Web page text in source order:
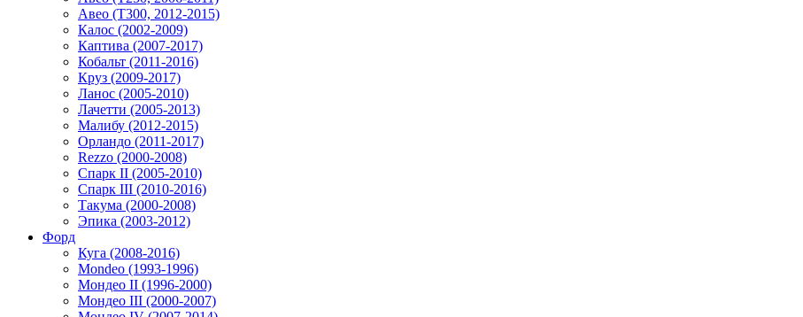
Авео (T300, 2012-2015)
Калос (2002-2009)
Каптива (2007-2017)
Кобальт (2011-2016)
Круз (2009-2017)
Ланос (2005-2010)
Лачетти (2005-2013)
Малибу (2012-2015)
Орландо (2011-2017)
Rezzo (2000-2008)
Спарк II (2005-2010)
Спарк III (2010-2016)
Такума (2000-2008)
Эпика (2003-2012)
Форд
Куга (2008-2016)
Mondeo (1993-1996)
Мондео II (1996-2000)
Мондео III (2000-2007)